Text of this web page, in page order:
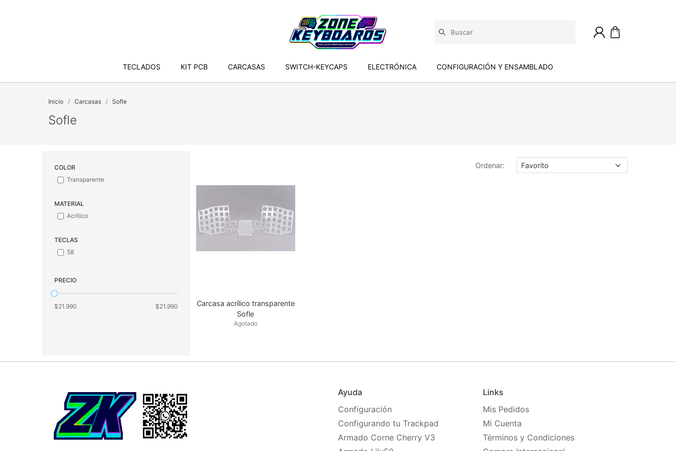
TECLADOS KIT PCB CARCASAS SWITCH-KEYCAPS ELECTRÓNICA CONFIGURACIÓN Y ENSAMBLADO
Inicio Carcasas Sofle
Sofle
COLOR
Transparente
MATERIAL
Acrilico
TECLAS
58
PRECIO
$21.990 $21.990
Ordenar:
Carcasa acrílico transparente
Sofle
Agotado
Ayuda
Configuración
Configurando tu Trackpad
Armado Corne Cherry V3
Links
Mis Pedidos
Mi Cuenta
Términos y Condiciones